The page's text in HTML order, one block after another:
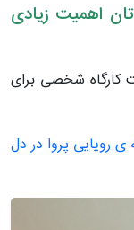
اهمیت زیادی
کارگاه شخصی برای
ی رویایی پروا در دل